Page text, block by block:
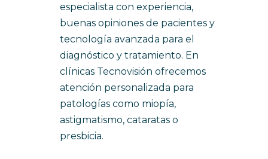
especialista con experiencia,
buenas opiniones de pacientes y
tecnología avanzada para el
diagnóstico y tratamiento. En
clínicas Tecnovisión ofrecemos
atención personalizada para
patologías como miopía,
astigmatismo, cataratas o
presbicia.